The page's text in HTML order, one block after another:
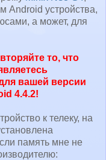
Android устройства,
а может, для
то, что
вашей версии
4.4.2!
к телеку, на
память мне не